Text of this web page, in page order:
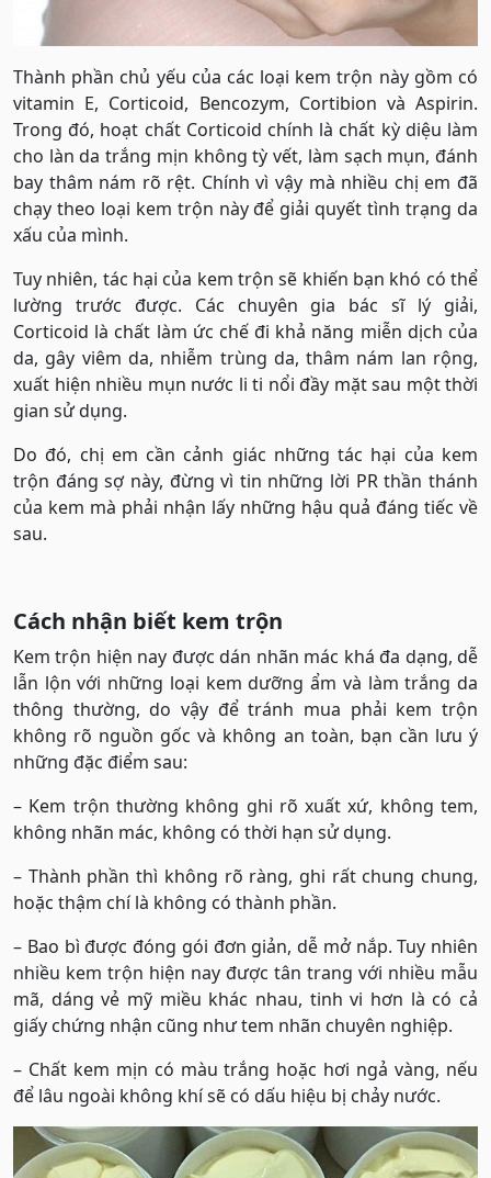
Thành phần chủ yếu của các loại kem trộn này gồm có
vitamin E, Corticoid, Bencozym, Cortibion và Aspirin.
Trong đó, hoạt chất Corticoid chính là chất kỳ diệu làm
cho làn da trắng mịn không tỳ vết, làm sạch mụn, đánh
bay thâm nám rõ rệt. Chính vì vậy mà nhiều chị em đã
chạy theo loại kem trộn này để giải quyết tình trạng da
xấu của mình.
Tuy nhiên, tác hại của kem trộn sẽ khiến bạn khó có thể
lường trước được. Các chuyên gia bác sĩ lý giải,
Corticoid là chất làm ức chế đi khả năng miễn dịch của
da, gây viêm da, nhiễm trùng da, thâm nám lan rộng,
xuất hiện nhiều mụn nước li ti nổi đầy mặt sau một thời
gian sử dụng.
Do đó, chị em cần cảnh giác những tác hại của kem
trộn đáng sợ này, đừng vì tin những lời PR thần thánh
của kem mà phải nhận lấy những hậu quả đáng tiếc về
sau.
Cách nhận biết kem trộn
Kem trộn hiện nay được dán nhãn mác khá đa dạng, dễ
lẫn lộn với những loại kem dưỡng ẩm và làm trắng da
thông thường, do vậy để tránh mua phải kem trộn
không rõ nguồn gốc và không an toàn, bạn cần lưu ý
những đặc điểm sau:
– Kem trộn thường không ghi rõ xuất xứ, không tem,
không nhãn mác, không có thời hạn sử dụng.
– Thành phần thì không rõ ràng, ghi rất chung chung,
hoặc thậm chí là không có thành phần.
– Bao bì được đóng gói đơn giản, dễ mở nắp. Tuy nhiên
nhiều kem trộn hiện nay được tân trang với nhiều mẫu
mã, dáng vẻ mỹ miều khác nhau, tinh vi hơn là có cả
giấy chứng nhận cũng như tem nhãn chuyên nghiệp.
– Chất kem mịn có màu trắng hoặc hơi ngả vàng, nếu
để lâu ngoài không khí sẽ có dấu hiệu bị chảy nước.